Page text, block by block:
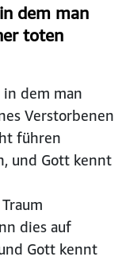
dem man
toten
dem man
Verstorbenen
führen
und Gott kennt
dies auf
Gott kennt